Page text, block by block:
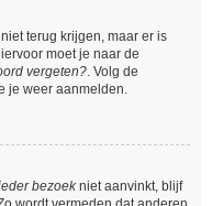
terug krijgen, maar er is
moet je naar de
vergeten?. Volg de
je weer aanmelden.
bezoekniet aanvinkt, blijf